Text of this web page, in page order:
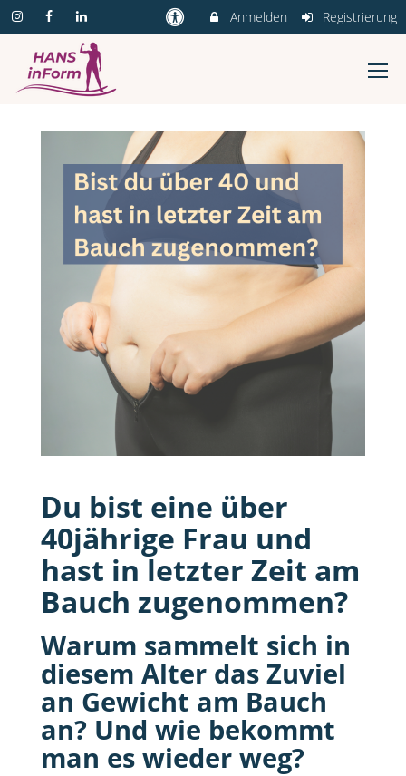
Anmelden Registrierung
Du bist eine über
40jährige Frau und
hast in letzter Zeit am
Bauch zugenommen?
Warum sammelt sich in
diesem Alter das Zuviel
an Gewicht am Bauch
an? Und wie bekommt
man es wieder weg?